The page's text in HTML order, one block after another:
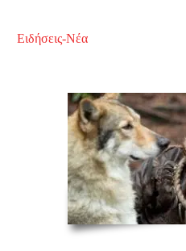
Ειδήσεις-Νέα